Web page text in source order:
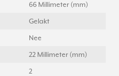
66 Millimeter (mm)
Gelakt
Nee
22 Millimeter (mm)
2